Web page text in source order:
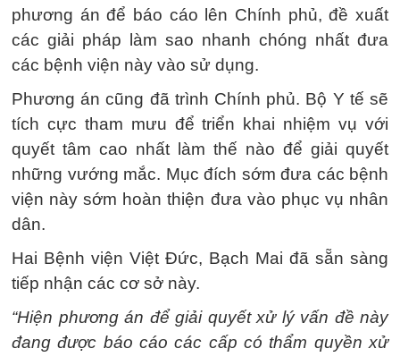
phương án để báo cáo lên Chính phủ, đề xuất
các giải pháp làm sao nhanh chóng nhất đưa
các bệnh viện này vào sử dụng.
Phương án cũng đã trình Chính phủ. Bộ Y tế sẽ
tích cực tham mưu để triển khai nhiệm vụ với
quyết tâm cao nhất làm thế nào để giải quyết
những vướng mắc. Mục đích sớm đưa các bệnh
viện này sớm hoàn thiện đưa vào phục vụ nhân
dân.
Hai Bệnh viện Việt Đức, Bạch Mai đã sẵn sàng
tiếp nhận các cơ sở này.
“Hiện phương án để giải quyết xử lý vấn đề này
đang được báo cáo các cấp có thẩm quyền xử